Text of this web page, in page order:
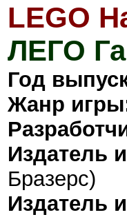
LEGO
ЛЕГО
Год
Жанр
Издатель
Бразерс)
Издатель